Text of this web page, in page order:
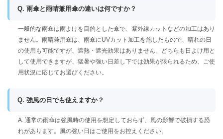
Q. 雨傘と雨晴兼用傘の違いは何ですか？
一般的な雨傘は雨よけを目的とした傘で、紫外線カットなどの加工はあり
ません。雨晴兼用傘は、雨傘にUVカット加工を施したもので、晴れの日
の使用も可能ですが、遮熱・遮光効果はありません。どちらも日よけ用と
して使用できますが、猛暑や強い日差し下では効果が限られるため、ご使
用状況に応じてお選びください。
Q. 強風の日でも使えますか？
A. 通常の雨傘は強風時の使用を想定しておらず、風の影響で破損する恐
れがあります。風の強い日はご使用をお控えください。